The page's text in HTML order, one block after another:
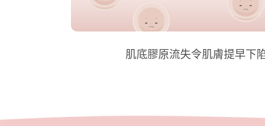
肌底膠原流失令肌膚提早下